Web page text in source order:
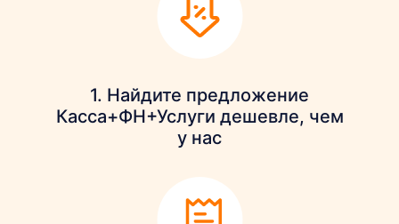
1. Найдите предложение
Касса+ФН+Услуги дешевле, чем
у нас